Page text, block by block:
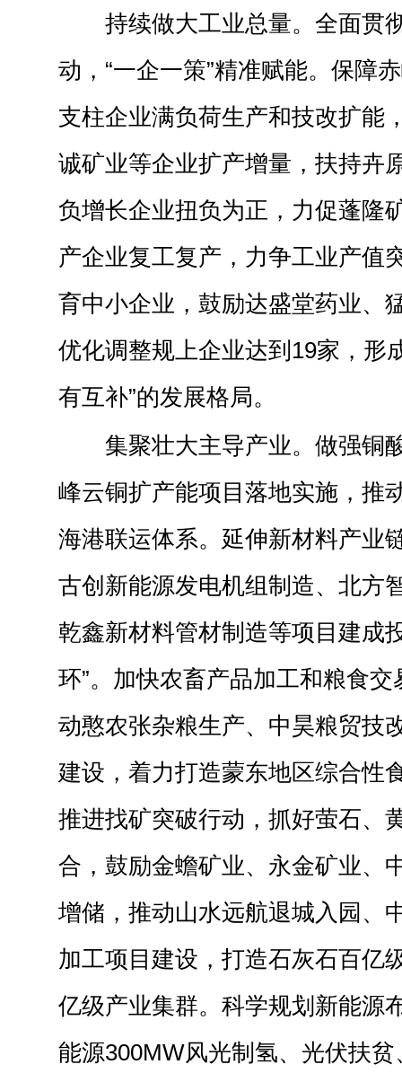
持续做大工业总量。全面贯
动，“一企一策”精准赋能。保障
支柱企业满负荷生产和技改扩能
诚矿业等企业扩产增量，扶持卉
负增长企业扭负为正，力促蓬隆
产企业复工复产，力争工业产值
育中小企业，鼓励达盛堂药业、
优化调整规上企业达到19家，形
有互补”的发展格局。
集聚壮大主导产业。做强铜
峰云铜扩产能项目落地实施，推
海港联运体系。延伸新材料产业
古创新能源发电机组制造、北方
乾鑫新材料管材制造等项目建成
环”。加快农畜产品加工和粮食
动憨农张杂粮生产、中昊粮贸技
建设，着力打造蒙东地区综合性
推进找矿突破行动，抓好萤石、
合，鼓励金蟾矿业、永金矿业、
增储，推动山水远航退城入园、
加工项目建设，打造石灰石百亿
亿级产业集群。科学规划新能源
能源300MW风光制氢、光伏扶